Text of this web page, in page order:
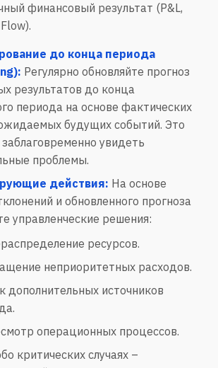
финансовый результат (P&L,
до конца периода
Регулярно обновляйте прогноз
результатов до конца
периода на основе фактических
будущих событий. Это
заблаговременно увидеть
проблемы.
действия: На основе
и обновленного прогноза
управленческие решения:
ресурсов.
неприоритетных расходов.
дополнительных источников
операционных процессов.
критических случаях –